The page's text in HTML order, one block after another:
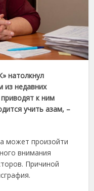
натолкнул
из недавних
к ним
учить азам, –
может произойти
внимания
Причиной